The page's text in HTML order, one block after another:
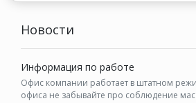
Новости
Информация по работе
Офис компании работает в штатном
офиса не забывайте про соблюдение